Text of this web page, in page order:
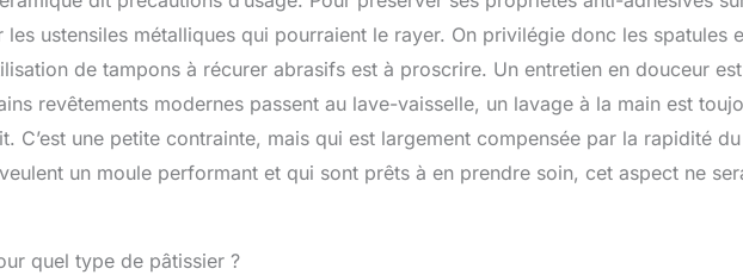
ustensiles métalliques qui pourraient le rayer. On privilégie donc les spatules
de tampons à récurer abrasifs est à proscrire. Un entretien en douceur
revêtements modernes passent au lave-vaisselle, un lavage à la main est
C’est une petite contrainte, mais qui est largement compensée par la rapidité du
un moule performant et qui sont prêts à en prendre soin, cet aspect ne
quel type de pâtissier ?